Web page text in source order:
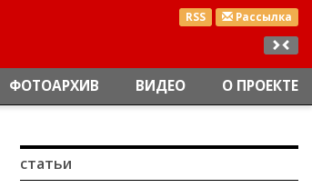
RSS Рассылка
ФОТОАРХИВ ВИДЕО О ПРОЕКТЕ
статьи